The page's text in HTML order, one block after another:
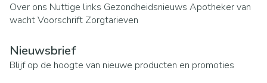
Over ons Nuttige links Gezondheidsnieuws Apotheker van
wachtVoorschrift Zorgtarieven
Nieuwsbrief
Blijf op de hoogte van nieuwe producten en promoties